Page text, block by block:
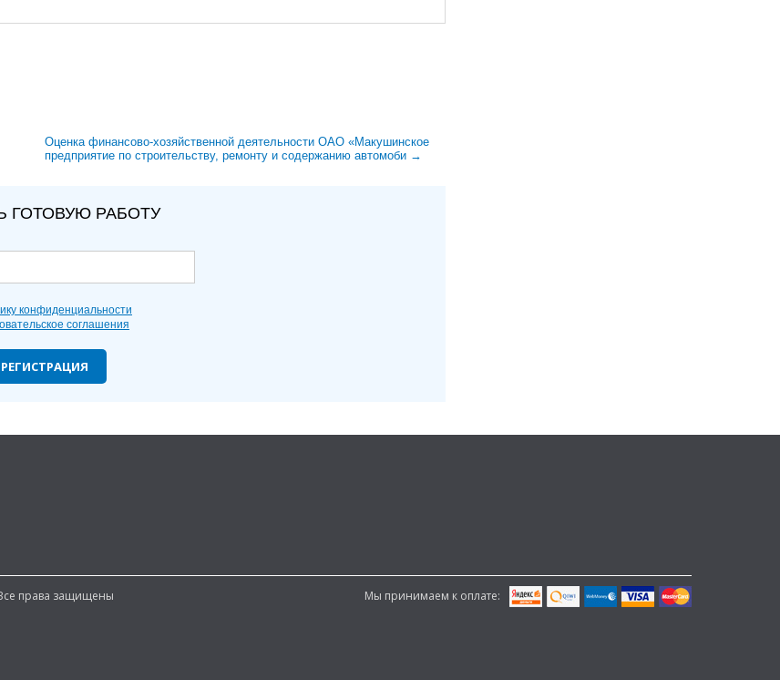
Оценка финансово-хозяйственной деятельности ОАО «Макушинское
предприятие по строительству, ремонту и содержанию автомоби →
ГОТОВУЮ РАБОТУ
конфиденциальности
соглашения
РЕГИСТРАЦИЯ
Все права защищены
Мы принимаем к оплате: